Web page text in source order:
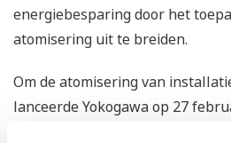
energiebesparing door het
atomisering uit te breiden.
Om de atomisering van
lanceerde Yokogawa op 27
autonome besturings-AI-dienst